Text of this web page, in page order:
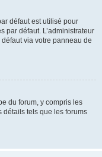
défaut est utilisé pour
par défaut. L’administrateur
via votre panneau de
du forum, y compris les
détails tels que les forums